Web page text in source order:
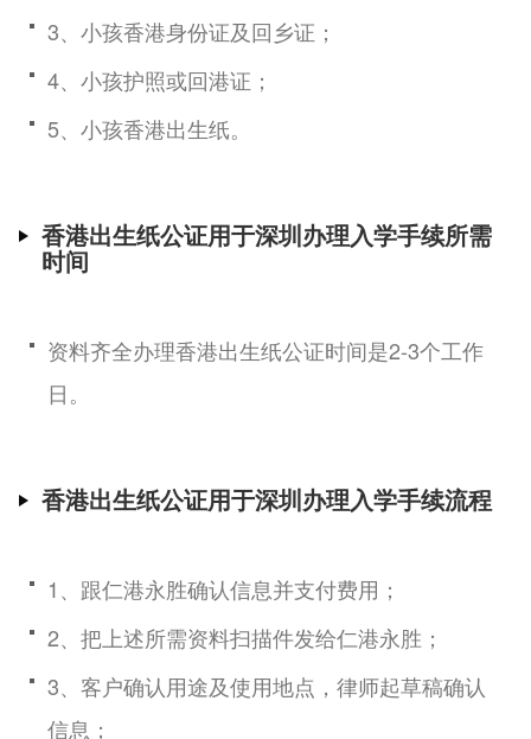
3、小孩香港身份证及回乡证；
4、小孩护照或回港证；
5、小孩香港出生纸。
香港出生纸公证用于深圳办理入学手续所需
时间
资料齐全办理香港出生纸公证时间是2-3个工作
日。
香港出生纸公证用于深圳办理入学手续流程
1、跟仁港永胜确认信息并支付费用；
2、把上述所需资料扫描件发给仁港永胜；
3、客户确认用途及使用地点，律师起草稿确认
信息；